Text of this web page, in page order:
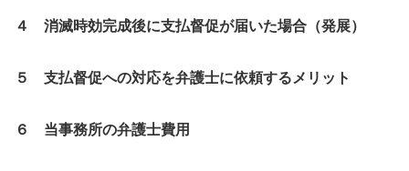
４ 消滅時効完成後に支払督促が届いた場合（発展）
５ 支払督促への対応を弁護士に依頼するメリット
６ 当事務所の弁護士費用